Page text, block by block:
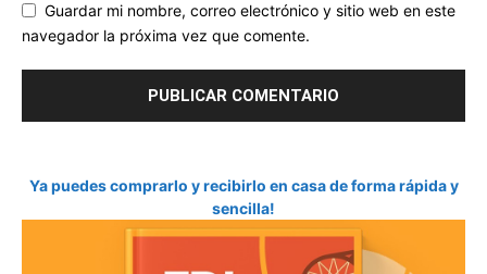
Guardar mi nombre, correo electrónico y sitio web en este
navegador la próxima vez que comente.
Ya puedes comprarlo y recibirlo en casa de forma rápida y
sencilla!